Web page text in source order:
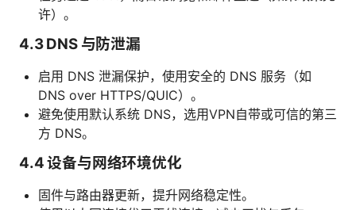
许）。
4.3 DNS 与防泄漏
启用 DNS 泄漏保护，使用安全的 DNS 服务（如
DNS over HTTPS/QUIC）。
避免使用默认系统 DNS，选用VPN自带或可信的第三
方 DNS。
4.4 设备与网络环境优化
固件与路由器更新，提升网络稳定性。